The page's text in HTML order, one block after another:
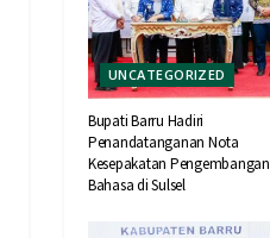
UNCATEGORIZED
Bupati Barru Hadiri
Penandatanganan Nota
Kesepakatan Pengembangan
Bahasa di Sulsel